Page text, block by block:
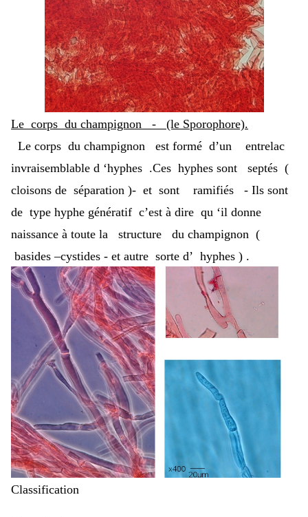
Le corps du champignon - (le Sporophore).
Le corps du champignon est formé d’un entrelac
invraisemblable d ‘hyphes .Ces hyphes sont septés (
cloisons de séparation )- et sont ramifiés - Ils sont
de type hyphe génératif c’est à dire qu ‘il donne
naissance à toute la structure du champignon (
basides –cystides - et autre sorte d’ hyphes ) .
Classification